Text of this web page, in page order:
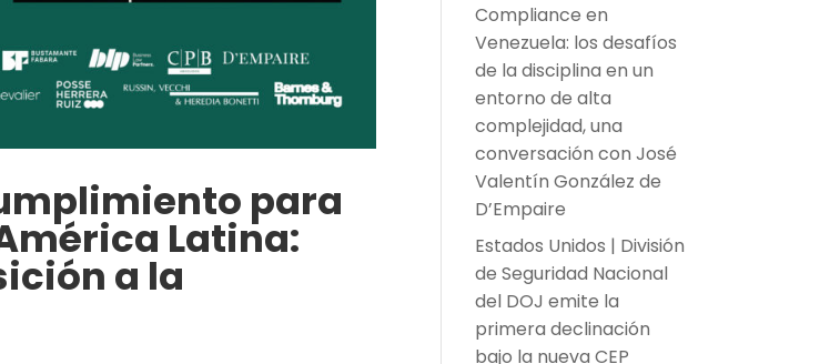
para
Latina:
a la
Compliance en
Venezuela: los desafíos
de la disciplina en un
entorno de alta
complejidad, una
conversación con José
Valentín González de
D’Empaire
Estados Unidos | División
de Seguridad Nacional
del DOJ emite la
primera declinación
bajo la nueva CEP